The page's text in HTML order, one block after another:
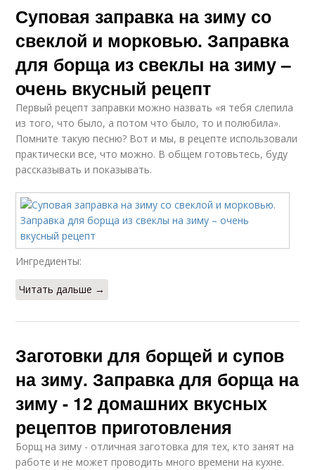
Суповая заправка на зиму со
свеклой и морковью. Заправка
для борща из свеклы на зиму –
очень вкусный рецепт
Первый рецепт заправки можно назвать «я тебя слепила
из того, что было, а потом что было, то и полюбила».
Помните такую песню? Вот и мы, в рецепте использовали
практически все, что можно. В общем готовьтесь, буду
рассказывать и показывать.
Ингредиенты:
Читать дальше →
Заготовки для борщей и супов
на зиму. Заправка для борща на
зиму - 12 домашних вкусных
рецептов приготовления
Борщ на зиму - отличная заготовка для тех, кто занят на
работе и не может проводить много времени на кухне.